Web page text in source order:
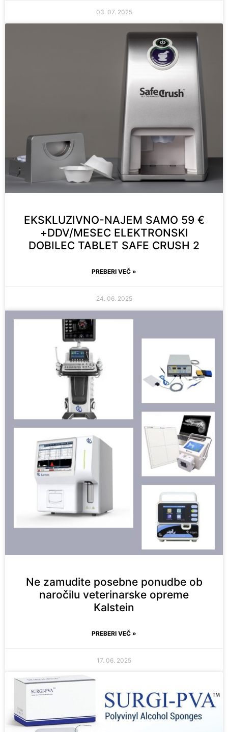
03. 07. 2025
EKSKLUZIVNO-NAJEM SAMO 59 €
+DDV/MESEC ELEKTRONSKI
DOBILEC TABLET SAFE CRUSH 2
PREBERI VEČ »
24. 06. 2025
Ne zamudite posebne ponudbe ob
naročilu veterinarske opreme
Kalstein
PREBERI VEČ »
17. 06. 2025